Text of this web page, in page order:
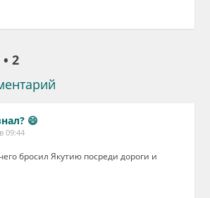
2
😄
09:44
бросил Якутию посреди дороги и